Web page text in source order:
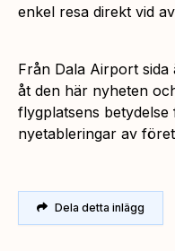
enkel resa direkt vid
Från Dala Airport
åt den här nyheten
flygplatsens
nyetableringar av
Dela detta inlägg